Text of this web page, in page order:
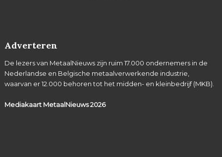
Adverteren
De lezers van MetaalNieuws zijn ruim 17.000 ondernemers in de
Nederlandse en Belgische metaalverwerkende industrie,
waarvan er 12.000 behoren tot het midden- en kleinbedrijf (MKB).
Mediakaart MetaalNieuws2026